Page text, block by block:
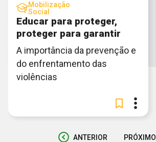
Mobilização
Social
Educar para proteger,
proteger para garantir
A importância da prevenção e
do enfrentamento das
violências
ANTERIOR PRÓXIMO